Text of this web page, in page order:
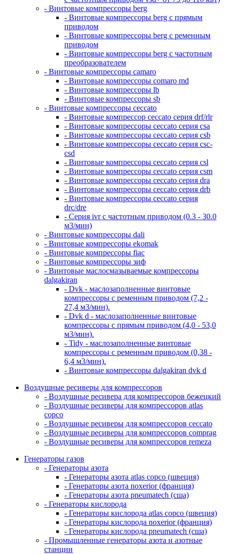
- Винтовые компрессоры berg
- Винтовые компрессоры berg с прямым
приводом
- Винтовые компрессоры berg с ременным
приводом
- Винтовые компрессоры berg с частотным
преобразователем
- Винтовые компрессоры camaro
- Винтовые компрессоры comaro md
- Винтовые компрессоры lb
- Винтовые компрессоры sb
- Винтовые компрессоры ceccato
- Винтовые компрессор ceccato серия drf/rlr
- Винтовые компрессоры ceccato серия csa
- Винтовые компрессоры ceccato серия csb
- Винтовые компрессоры ceccato серия csc-
csd
- Винтовые компрессоры ceccato серия csl
- Винтовые компрессоры ceccato серия csm
- Винтовые компрессоры ceccato серия dra
- Винтовые компрессоры ceccato серия drb
- Винтовые компрессоры ceccato серия
drc/dre
- Серия ivr с частотным приводом (0.3 - 30.0
м3/мин)
- Винтовые компрессоры dali
- Винтовые компрессоры ekomak
- Винтовые компрессоры fiac
- Винтовые компрессоры зиф
- Винтовые маслосмазываемые компрессоры
dalgakiran
- Dvk - маслозаполненные винтовые
компрессоры с ременным приводом (7,2 -
27,4 м3/мин).
- Dvk d - маслозаполненные винтовые
компрессоры с прямым приводом (4,0 - 53,0
м3/мин).
- Tidy - маслозаполненные винтовые
компрессоры с ременным приводом (0,38 -
6,4 м3/мин).
- Винтовые компрессоры dalgakiran dvk d
Воздушные ресиверы для компрессоров
- Воздушные ресивера для компрессоров бежецкий
- Воздушные ресиверы для компрессоров atlas
copco
- Воздушные ресиверы для компрессоров ceccato
- Воздушные ресиверы для компрессоров comprag
- Воздушные ресиверы для компрессоров remeza
Генераторы газов
- Генераторы азота
- Генераторы азота atlas copco (швеция)
- Генераторы азота noxerior (франция)
- Генераторы азота pneumatech (сша)
- Генераторы кислорода
- Генераторы кислорода atlas copco (швеция)
- Генераторы кислорода noxerior (франция)
- Генераторы кислорода pneumatech (сша)
- Промышленные генераторы азота и азотные
станции